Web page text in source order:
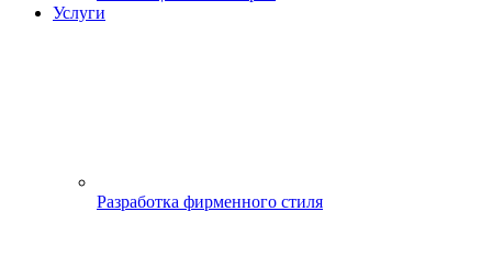
Услуги
Разработка фирменного стиля